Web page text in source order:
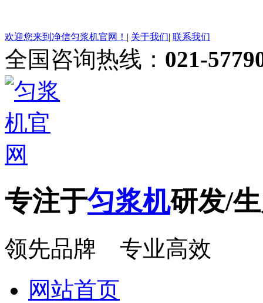
欢迎您来到净信匀浆机官网！ | 关于我们| 联系我们
全国咨询热线： 021-
专注于匀浆机研发/
领先品牌 专业高效
网站首页